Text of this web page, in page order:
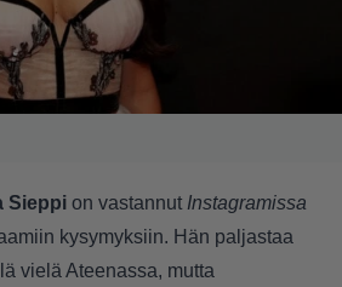
Sieppi on vastannut Instagramissa
kysymyksiin. Hän paljastaa
vielä Ateenassa, mutta